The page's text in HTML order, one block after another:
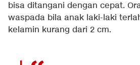
bisa ditangani dengan cepat.
waspada bila anak laki-laki
kelamin kurang dari 2 cm.